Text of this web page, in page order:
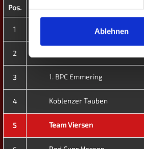
Ablehnen
Pos. Mannschaft
1 1. BPC Allgäu/Bodensee
2
3 1. BPC Emmering
4 Koblenzer Tauben
5 Team Viersen